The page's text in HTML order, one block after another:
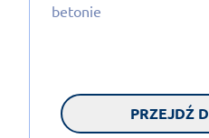
betonie
PRZEJDŹ